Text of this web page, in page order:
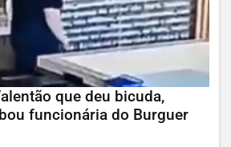
que deu bicuda,
funcionária do Burguer